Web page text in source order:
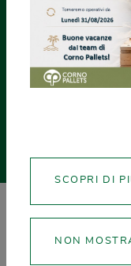
PALLET
PALLET
SCOPRI DI
NON